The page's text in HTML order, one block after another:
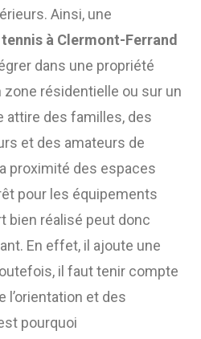
Ainsi, une
à Clermont-Ferrand
dans une propriété
zone résidentielle ou sur un
attire des familles, des
et des amateurs de
proximité des espaces
pour les équipements
bien réalisé peut donc
En effet, il ajoute une
il faut tenir compte
l’orientation et des
pourquoi